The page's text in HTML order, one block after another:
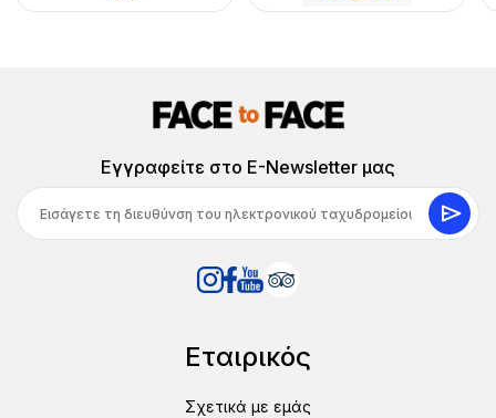
Εγγραφείτε στο E-Newsletter μας
Εταιρικός
Σχετικά με εμάς